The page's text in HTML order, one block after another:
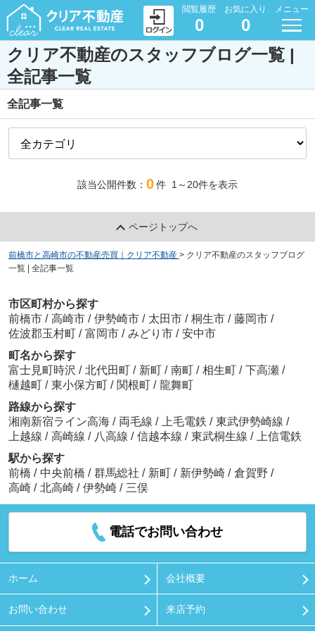
閲覧履歴
0
お気に入り
0
メニュー
クリア不動産のスタッフブログ一覧 |
全記事一覧
全記事一覧
該当公開件数： 0件 1～20件を表示
ページトップへ
前橋市と高崎市の不動産売買｜クリア不動産 > クリア不動産のスタッフブログ
一覧 | 全記事一覧
市区町村から探す
前橋市 / 高崎市 / 伊勢崎市 / 太田市 / 桐生市 / 藤岡市 /
佐波郡玉村町 / 富岡市 / みどり市 / 安中市
町名から探す
富士見町時沢 / 北代田町 / 新町 / 南町 / 相生町 / 下高瀬 /
樋越町 / 東小保方町 / 関根町 / 龍舞町
路線から探す
湘南新宿ライン高海 / 両毛線 / 上毛電鉄 / 東武伊勢崎線 /
上越線 / 高崎線 / 八高線 / 信越本線 / 東武桐生線 /
上信電鉄
駅から探す
前橋 / 中央前橋 / 群馬総社 / 新町 / 新伊勢崎 / 倉賀野 /
高崎 / 北高崎 / 伊勢崎 / 三俣
電話でお問い合わせ
ホーム 会社概要
お問い合わせ 来店予約